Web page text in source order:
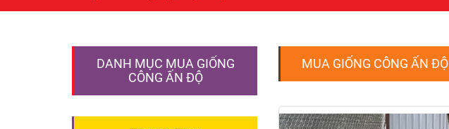
DANH MỤC MUA GIỐNG
CÔNG ẤN ĐỘ
MUA GIỐNG CÔNG ẤN ĐỘ